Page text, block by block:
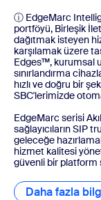
ⓘ EdgeMarc
portföyü, Birleşik
dağıtmak isteyen
karşılamak üzere
Edges™, kurumsal
sınırlandırma
hızlı ve doğru bir
SBC'lerimizde
EdgeMarc serisi
sağlayıcıların SIP
geleceğe
hizmet kalitesi
güvenli bir platform
Daha fazla